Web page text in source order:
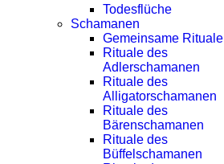
Todesflüche
Schamanen
Gemeinsame Rituale
Rituale des
Adlerschamanen
Rituale des
Alligatorschamanen
Rituale des
Bärenschamanen
Rituale des
Büffelschamanen